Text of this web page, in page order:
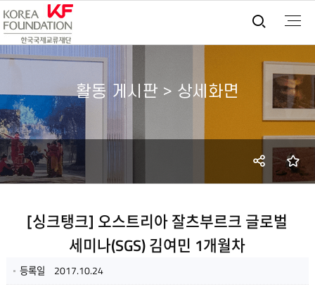
통합
활동 게시판 > 상세화면
SNS
[싱크탱크] 오스트리아 잘츠부르크 글로벌
세미나(SGS) 김여민 1개월차
등록일 2017.10.24